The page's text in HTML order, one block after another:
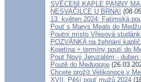
SVĚCENÍ KAPLE PANNY
NESVAČILCE U BRNA!
13. květen 2024: Fatimská
Pouť s Marys Meals do
Poutní místo Vřesová
POZVÁNKA na žehnání
Kojetína + termíny poutí do
Pouť Nový Jeruzalém - duben
Poutě do Međugorje
Chcete prožít Velikonoce v
XVII. Pěší pouť mužů 2024